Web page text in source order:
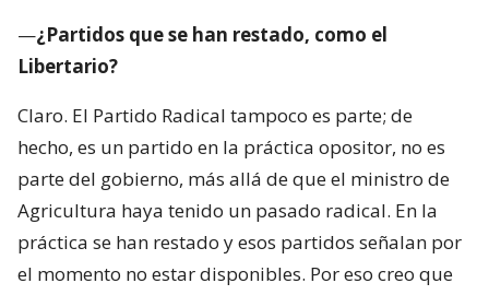
—¿Partidos que se han restado, como el
Libertario?
Claro. El Partido Radical tampoco es parte; de
hecho, es un partido en la práctica opositor, no es
parte del gobierno, más allá de que el ministro de
Agricultura haya tenido un pasado radical. En la
práctica se han restado y esos partidos señalan por
el momento no estar disponibles. Por eso creo que